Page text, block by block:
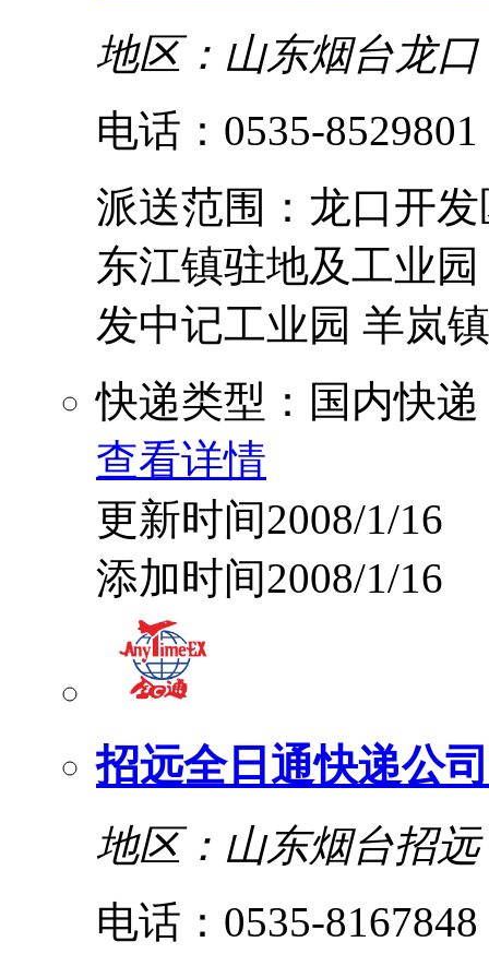
地区：山东烟台龙口
电话：0535-8529801
派送范围：龙口开
东江镇驻地及工业
发中记工业园 羊岚
快递类型：国内快递
查看详情
更新时间2008/1/16
添加时间2008/1/16
招远全日通快递公司
地区：山东烟台招远
电话：0535-8167848